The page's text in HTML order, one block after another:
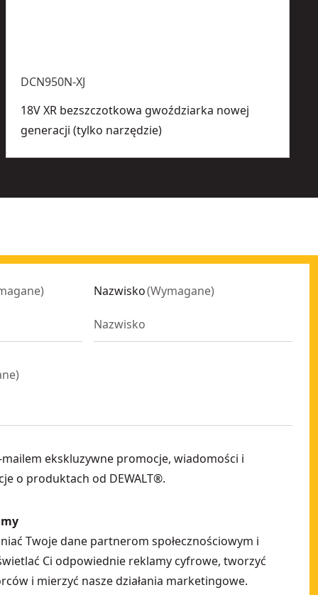
DCN950N-XJ
18V XR bezszczotkowa gwoździarka nowej
generacji (tylko narzędzie)
) Nazwisko(Wymagane)
)
ekskluzywne promocje, wiadomości i
o produktach od DEWALT®.
Twoje dane partnerom społecznościowym i
Ci odpowiednie reklamy cyfrowe, tworzyć
i mierzyć nasze działania marketingowe.